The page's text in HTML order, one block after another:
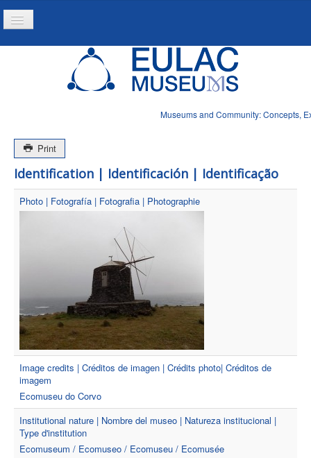
Museums and Community: Concepts,
Toggle
Navigation
Print
Identification | Identificación | Identificação
Photo | Fotografía | Fotografia | Photographie
Image credits | Créditos de imagen | Crédits photo| Créditos de
imagem
Ecomuseu do Corvo
Institutional nature | Nombre del museo | Natureza institucional |
Type d'institution
Ecomuseum / Ecomuseo / Ecomuseu / Ecomusée